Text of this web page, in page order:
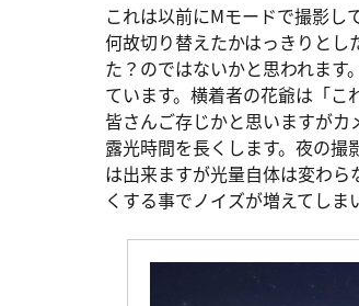
これは以前にMモードで撮影し
何故切り替えたかはっきりと
た？のではないかと思われま
ています。横着者の花爺は「
皆さんご存じかと思いますが
露光時間を長くします。夜の撮
は出来ますが光量自体は変わ
くする事でノイズが増えてしま